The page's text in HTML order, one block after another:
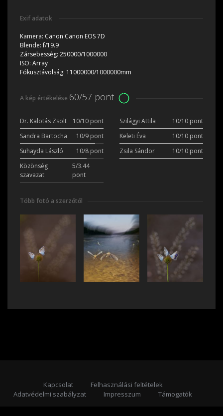
Exif adatok
Kamera: Canon Canon EOS 7D
Blende:f/19.9
Zársebesség: 250000/1000000
ISO: Array
Fókusztávolság: 11000000/1000000mm
A kép értékelése 60/57 pont
Dr. Kalotás Zsolt 10/10 pont Szilágyi Attila
10/10 pont
Sandra Bartocha
10/9 pont Keleti Éva
10/10 pont
Suhayda László
10/8 pont Zsila Sándor
10/10 pont
Közönség
szavazat
5/3.44
pont
Több fotó a szerzőtől
Kapcsolat
Felhasználási feltételek
Adatvédelmi szabályzat
Impresszum
Támogatók